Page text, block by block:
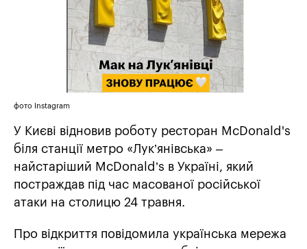
фото Instagram
У Києві відновив роботу ресторан McDonald's
біля станції метро «Лук’янівська» –
найстаріший McDonald’s в Україні, який
постраждав під час масованої російської
атаки на столицю 24 травня.
Про відкриття повідомила українська мережа